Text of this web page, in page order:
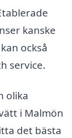
kanske
också
service.
olika
i Malmön
det bästa